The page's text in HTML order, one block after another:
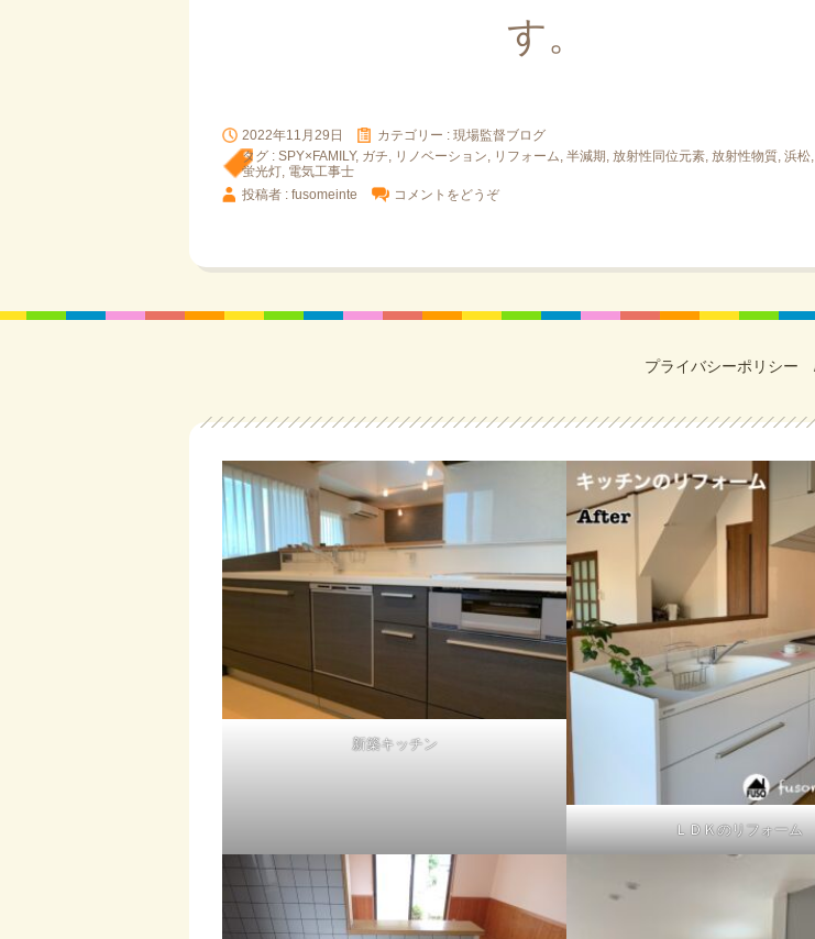
す。
2022年11月29日 カテゴリー : 現場監督ブログ
タグ : SPY×FAMILY, ガチ, リノベーション, リフォーム, 半減期 , 放射性同位元素, 放射性物質, 浜松,
蛍光灯, 電気工事士
投稿者 : fusomeinte
コメントをどうぞ
プライバシーポリシー
新築キッチン
ＬＤＫのリフォーム